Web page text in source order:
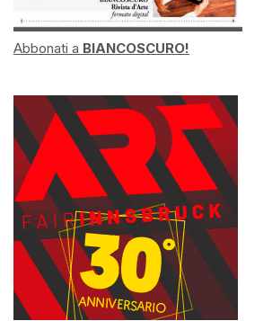
Abbonati a BIANCOSCURO!